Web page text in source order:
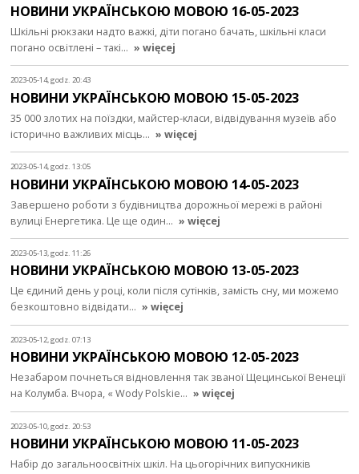
НОВИНИ УКРАЇНСЬКОЮ МОВОЮ 16-05-2023
Шкільні рюкзаки надто важкі, діти погано бачать, шкільні класи
погано освітлені – такі… » więcej
2023-05-14, godz. 20:43
НОВИНИ УКРАЇНСЬКОЮ МОВОЮ 15-05-2023
35 000 злотих на поїздки, майстер-класи, відвідування музеїв або
історично важливих місць… » więcej
2023-05-14, godz. 13:05
НОВИНИ УКРАЇНСЬКОЮ МОВОЮ 14-05-2023
Завершено роботи з будівництва дорожньої мережі в районі
вулиці Енергетика. Це ще один… » więcej
2023-05-13, godz. 11:26
НОВИНИ УКРАЇНСЬКОЮ МОВОЮ 13-05-2023
Це єдиний день у році, коли після сутінків, замість сну, ми можемо
безкоштовно відвідати… » więcej
2023-05-12, godz. 07:13
НОВИНИ УКРАЇНСЬКОЮ МОВОЮ 12-05-2023
Незабаром почнеться відновлення так званої Щецинської Венеції
на Колумба. Вчора, « Wody Polskie… » więcej
2023-05-10, godz. 20:53
НОВИНИ УКРАЇНСЬКОЮ МОВОЮ 11-05-2023
Набір до загальноосвітніх шкіл. На цьогорічних випускників